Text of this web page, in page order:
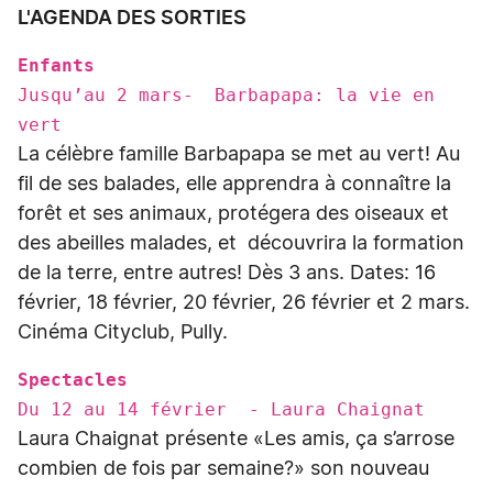
L'AGENDA DES SORTIES
Enfants
Jusqu’au 2 mars- Barbapapa: la vie en
vert
La célèbre famille Barbapapa se met au vert! Au
fil de ses balades, elle apprendra à connaître la
forêt et ses animaux, protégera des oiseaux et
des abeilles malades, et découvrira la formation
de la terre, entre autres! Dès 3 ans. Dates: 16
février, 18 février, 20 février, 26 février et 2 mars.
Cinéma Cityclub, Pully.
Spectacles
Du 12 au 14 février - Laura Chaignat
Laura Chaignat présente «Les amis, ça s’arrose
combien de fois par semaine?» son nouveau